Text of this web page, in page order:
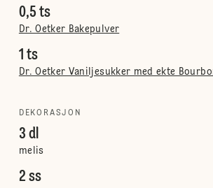
0,5 ts
Dr. Oetker Bakepulver
1 ts
Dr. Oetker Vaniljesukker med ekte
DEKORASJON
3 dl
melis
2 ss